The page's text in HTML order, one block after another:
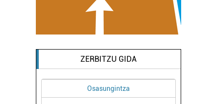
ZERBITZU GIDA
Osasungintza